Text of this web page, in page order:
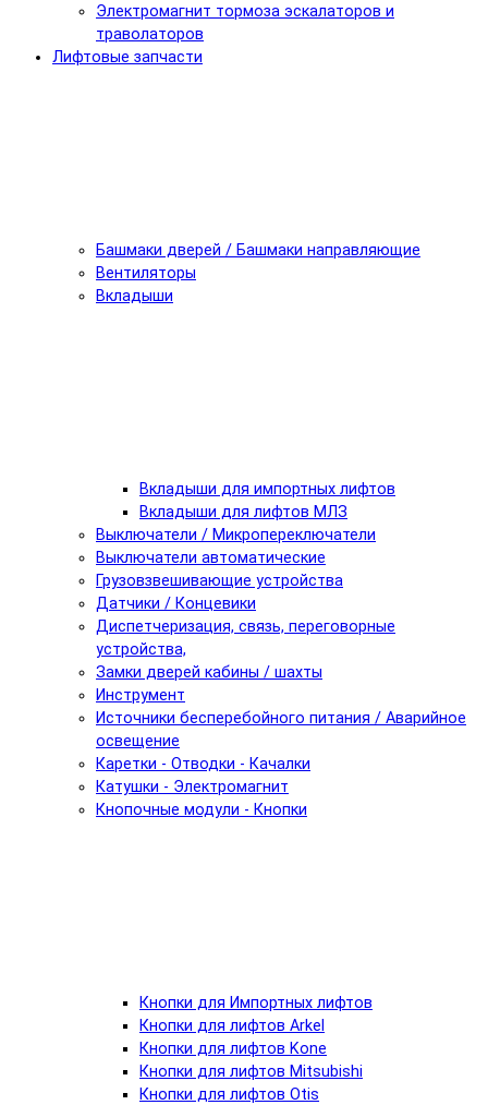
Электромагнит тормоза эскалаторов и
траволаторов
Лифтовые запчасти
Башмаки дверей / Башмаки направляющие
Вентиляторы
Вкладыши
Вкладыши для импортных лифтов
Вкладыши для лифтов МЛЗ
Выключатели / Микропереключатели
Выключатели автоматические
Грузовзвешивающие устройства
Датчики / Концевики
Диспетчеризация, связь, переговорные
устройства,
Замки дверей кабины / шахты
Инструмент
Источники бесперебойного питания / Аварийное
освещение
Каретки - Отводки - Качалки
Катушки - Электромагнит
Кнопочные модули - Кнопки
Кнопки для Импортных лифтов
Кнопки для лифтов Arkel
Кнопки для лифтов Kone
Кнопки для лифтов Mitsubishi
Кнопки для лифтов Otis